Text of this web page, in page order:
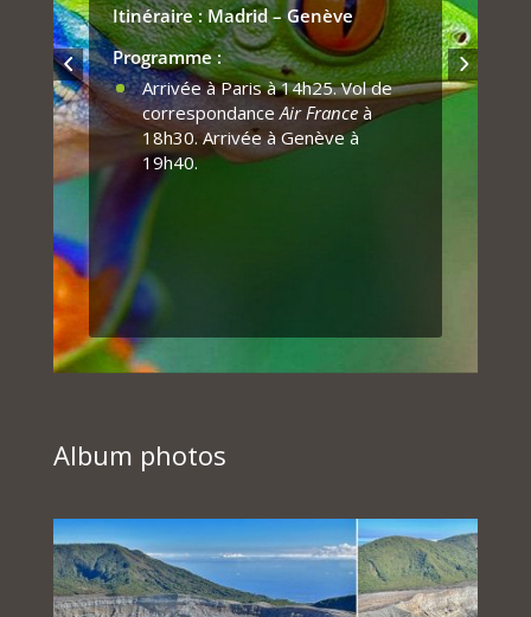
Itinéraire : Madrid – Genève
Programme :
Arrivée à Paris à 14h25. Vol de
correspondanceAir Franceà
18h30. Arrivée à Genève à
19h40.
Album photos